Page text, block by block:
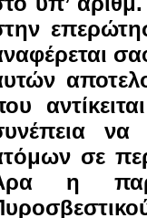
σε
η